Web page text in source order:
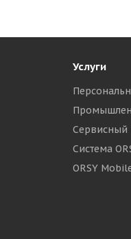
Услуги
Сервисный
Система
ORSY